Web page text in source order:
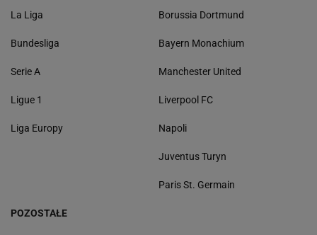
La Liga
Bundesliga
Serie A
Ligue 1
Liga Europy
Borussia Dortmund
Bayern Monachium
Manchester United
Liverpool FC
Napoli
Juventus Turyn
Paris St. Germain
POZOSTAŁE